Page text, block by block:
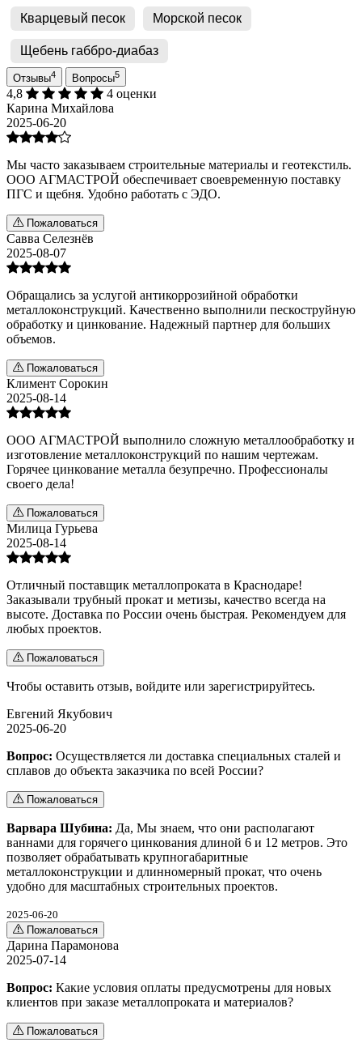
Кварцевый песок Морской песок
Щебень габбро-диабаз
Отзывы4 Вопросы5
4,8
4 оценки
Карина Михайлова
2025-06-20
Мы часто заказываем строительные материалы и геотекстиль.
ООО АГМАСТРОЙ обеспечивает своевременную поставку
ПГС и щебня. Удобно работать с ЭДО.
Пожаловаться
Савва Селезнёв
2025-08-07
Обращались за услугой антикоррозийной обработки
металлоконструкций. Качественно выполнили пескоструйную
обработку и цинкование. Надежный партнер для больших
объемов.
Пожаловаться
Климент Сорокин
2025-08-14
ООО АГМАСТРОЙ выполнило сложную металлообработку и
изготовление металлоконструкций по нашим чертежам.
Горячее цинкование металла безупречно. Профессионалы
своего дела!
Пожаловаться
Милица Гурьева
2025-08-14
Отличный поставщик металлопроката в Краснодаре!
Заказывали трубный прокат и метизы, качество всегда на
высоте. Доставка по России очень быстрая. Рекомендуем для
любых проектов.
Пожаловаться
Чтобы оставить отзыв, войдите или зарегистрируйтесь.
Евгений Якубович
2025-06-20
Вопрос: Осуществляется ли доставка специальных сталей и
сплавов до объекта заказчика по всей России?
Пожаловаться
Варвара Шубина: Да, Мы знаем, что они располагают
ваннами для горячего цинкования длиной 6 и 12 метров. Это
позволяет обрабатывать крупногабаритные
металлоконструкции и длинномерный прокат, что очень
удобно для масштабных строительных проектов.
2025-06-20
Пожаловаться
Дарина Парамонова
2025-07-14
Вопрос: Какие условия оплаты предусмотрены для новых
клиентов при заказе металлопроката и материалов?
Пожаловаться